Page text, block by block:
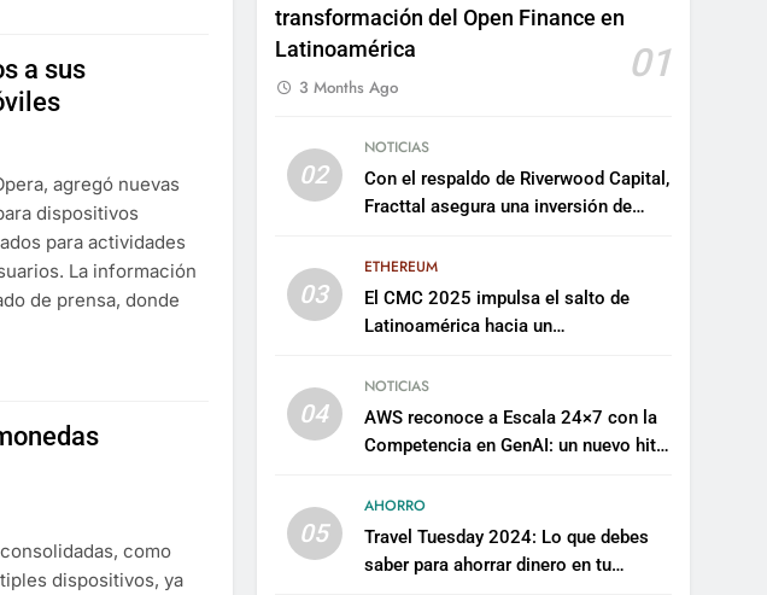
a sus
agregó nuevas
dispositivos
para actividades
La información
de prensa, donde
como
dispositivos, ya
transformación del Open Finance en
Latinoamérica
01
3 Months Ago
02
NOTICIAS
Con el respaldo de Riverwood Capital,
Fracttal asegura una inversión de
plataforma
03
ETHEREUM
El CMC 2025 impulsa el salto de
Latinoamérica hacia un
sostenible
04
NOTICIAS
AWS reconoce a Escala 24×7 con la
Competencia en GenAI: un nuevo hito
artificial empresarial
05
AHORRO
Travel Tuesday 2024: Lo que debes
saber para ahorrar dinero en tu